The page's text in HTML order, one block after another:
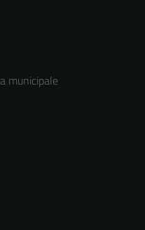
municipale